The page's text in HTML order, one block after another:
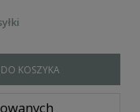
KOSZYKA